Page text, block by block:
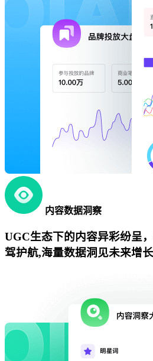
内容数据洞察
UGC生态下的内容异彩纷呈
驾护航,海量数据洞见未来增长